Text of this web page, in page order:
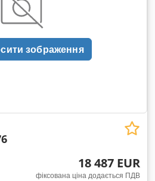
зображення
18 487 EUR
фіксована ціна додається ПДВ